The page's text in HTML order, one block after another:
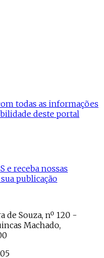
todas as informações
deste portal
e receba nossas
publicação
de Souza, nº 120 -
Machado,